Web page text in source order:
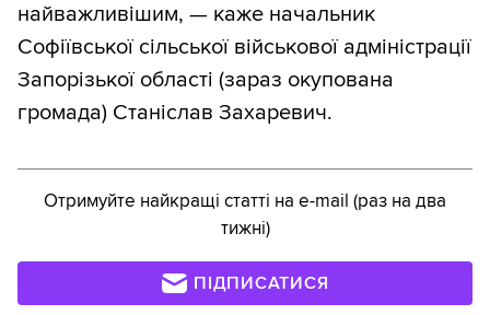
найважливішим, — каже начальник
Софіївської сільської військової адміністрації
Запорізької області (зараз окупована
громада) Станіслав Захаревич.
Отримуйте найкращі статті на e-mail (раз на два
тижні)
ПІДПИСАТИСЯ